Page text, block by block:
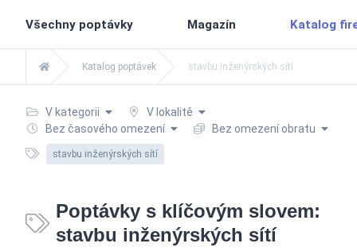
Všechny poptávky Magazín Katalog
Katalog poptávek stavbu inženýrských sítí
V kategorii
V lokalitě
Bez časového omezení
Bez omezení obratu
stavbu inženýrských sítí
Poptávky s klíčovým slovem:
stavbu inženýrských sítí